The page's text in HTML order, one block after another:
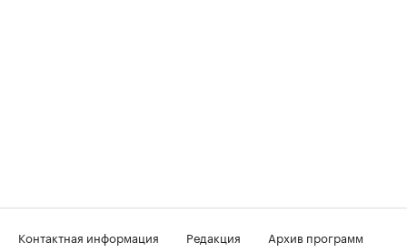
Контактная информация Редакция
Архив программ